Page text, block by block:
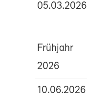
05.03.2026
Frühjahr
2026
10.06.2026